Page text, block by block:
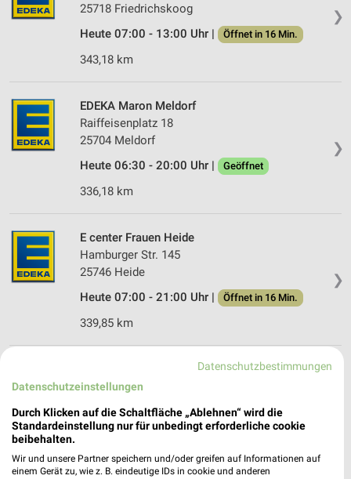
❯
25718 Friedrichskoog
Heute 07:00 - 13:00 Uhr |
Öffnet in 16 Min.
343,18 km
❯
EDEKA Maron Meldorf
Raiffeisenplatz 18
25704 Meldorf
Heute 06:30 - 20:00 Uhr |
Geöffnet
336,18 km
❯
E center Frauen Heide
Hamburger Str. 145
25746 Heide
Heute 07:00 - 21:00 Uhr |
Öffnet in 16 Min.
339,85 km
EDEKA Bill Nordhastedt
Hauptstraße 24A
Heute 07:00 - 20:00 Uhr | Öffnet in 16 Min.
334,91 km • Angebote: 1 Prospekt
Datenschutzbestimmungen
Datenschutzeinstellungen
Durch Klicken auf die Schaltfläche „Ablehnen“ wird die
Standardeinstellung nur für unbedingt erforderliche cookie
beibehalten.
Wir und unsere Partner speichern und/oder greifen auf Informationen auf
einem Gerät zu, wie z. B. eindeutige IDs in cookie und anderen